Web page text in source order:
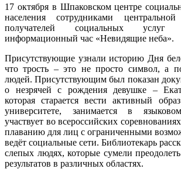
17 октября в Шпаковском центре
населения сотрудниками
получателей социальных
информационный час «Невидящие неба».
Присутствующие узнали историю Дня
что трость – это не просто символ, а
людей. Присутствующим был показан
о незрячей с рождения девушке –
которая старается вести активный
университете, занимается в
участвует во всероссийских
плаванию для лиц с ограниченными
ведёт социальные сети. Библиотекарь
слепых людях, которые сумели
результатов в различных областях.